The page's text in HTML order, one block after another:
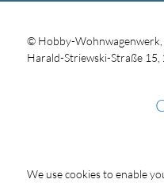
© Hobby-Wohnwagenwerk,
Harald-Striewski-Straße
We use cookies to enable